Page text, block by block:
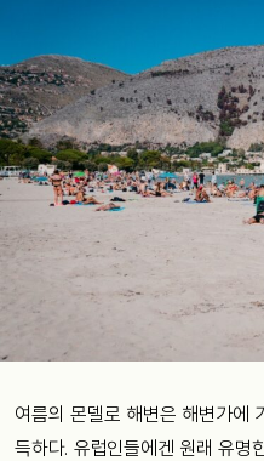
여름의 몬델로 해변은 해변가에
득하다. 유럽인들에겐 원래 유명